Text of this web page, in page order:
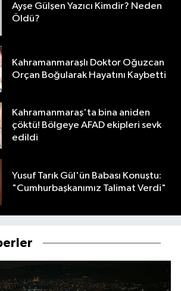
Ayşe Gülşen Yazıcı Kimdir? Neden
Öldü?
Kahramanmaraşlı Doktor Oğuzcan
Orçan Boğularak Hayatını Kaybetti
Kahramanmaraş'ta bina aniden
çöktü! Bölgeye AFAD ekipleri sevk
edildi
Yusuf Tarık Gül'ün Babası Konuştu:
"Cumhurbaşkanımız Talimat Verdi"